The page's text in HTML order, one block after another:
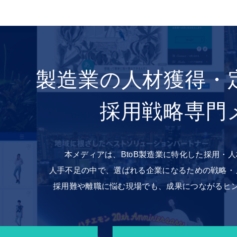
製造業の 人材獲得
採用戦略専門
本メディアは、BtoB製造業に特化した採用・
人手不足の中で、選ばれる企業になるための戦略
採用難や離職に悩む現場でも、成果につながるヒ